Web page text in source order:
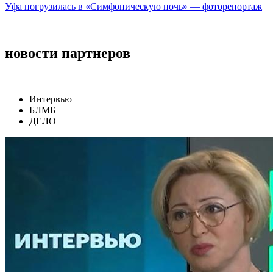
Уфа погрузилась в «Симфоническую ночь» — фоторепортаж
новости партнеров
Интервью
БЛМБ
ДЕЛО